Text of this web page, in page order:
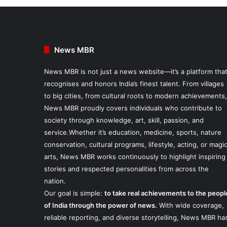
News MBR
News MBR is not just a news website—it’s a platform that
recognises and honors India’s finest talent. From villages
to big cities, from cultural roots to modern achievements,
News MBR proudly covers individuals who contribute to
society through knowledge, art, skill, passion, and
service.Whether it’s education, medicine, sports, nature
conservation, cultural programs, lifestyle, acting, or magic
arts, News MBR works continuously to highlight inspiring
stories and respected personalities from across the
nation.
Our goal is simple: to take real achievements to the
of India through the power of news. With wide coverage,
reliable reporting, and diverse storytelling, News MBR